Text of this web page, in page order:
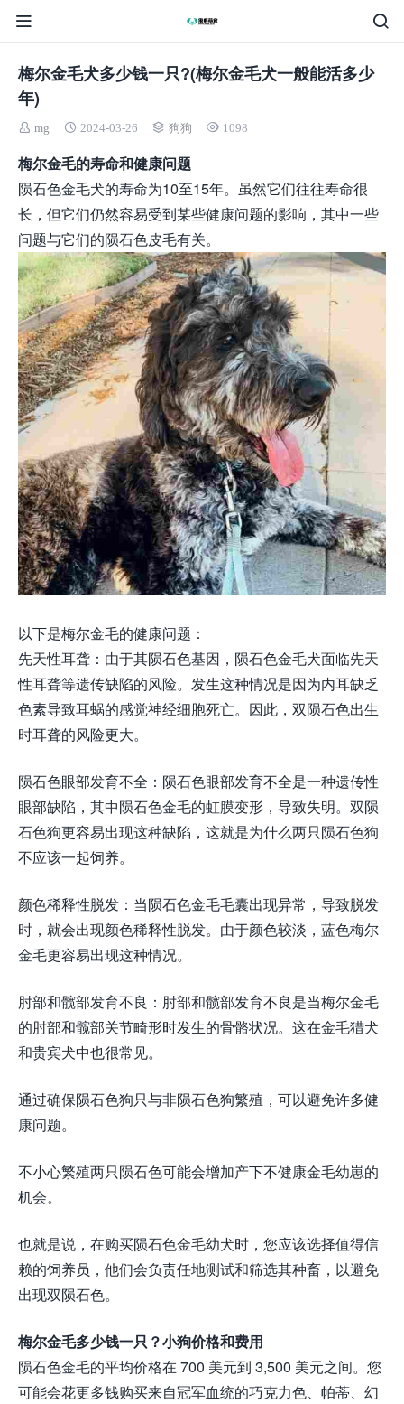
梅尔金毛犬多少钱一只?(梅尔金毛犬一般能活多少
年)
mg 2024-03-26 狗狗 1098
梅尔金毛的寿命和健康问题
陨石色金毛犬的寿命为10至15年。虽然它们往往寿命很
长，但它们仍然容易受到某些健康问题的影响，其中一些
问题与它们的陨石色皮毛有关。
以下是梅尔金毛的健康问题：
先天性耳聋：由于其陨石色基因，陨石色金毛犬面临先天
性耳聋等遗传缺陷的风险。发生这种情况是因为内耳缺乏
色素导致耳蜗的感觉神经细胞死亡。因此，双陨石色出生
时耳聋的风险更大。
陨石色眼部发育不全：陨石色眼部发育不全是一种遗传性
眼部缺陷，其中陨石色金毛的虹膜变形，导致失明。双陨
石色狗更容易出现这种缺陷，这就是为什么两只陨石色狗
不应该一起饲养。
颜色稀释性脱发：当陨石色金毛毛囊出现异常，导致脱发
时，就会出现颜色稀释性脱发。由于颜色较淡，蓝色梅尔
金毛更容易出现这种情况。
肘部和髋部发育不良：肘部和髋部发育不良是当梅尔金毛
的肘部和髋部关节畸形时发生的骨骼状况。这在金毛猎犬
和贵宾犬中也很常见。
通过确保陨石色狗只与非陨石色狗繁殖，可以避免许多健
康问题。
不小心繁殖两只陨石色可能会增加产下不健康金毛幼崽的
机会。
也就是说，在购买陨石色金毛幼犬时，您应该选择值得信
赖的饲养员，他们会负责任地测试和筛选其种畜，以避免
出现双陨石色。
梅尔金毛多少钱一只？小狗价格和费用
陨石色金毛的平均价格在 700 美元到 3,500 美元之间。您
可能会花更多钱购买来自冠军血统的巧克力色、帕蒂、幻